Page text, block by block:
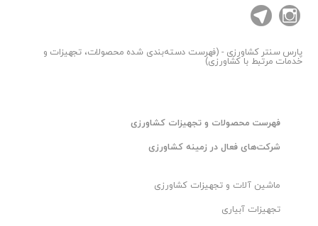
پارس سنترکشاورزی - (فهرست دسته‌بندی شده محصولات، تجهیزات و
خدمات مرتبط با کشاورزی)
فهرست محصولات و تجهیزات کشاورزی
شرکت‌های فعال در زمینه کشاورزی
ماشین آلات و تجهیزات کشاورزی
تجهیزات آبیاری